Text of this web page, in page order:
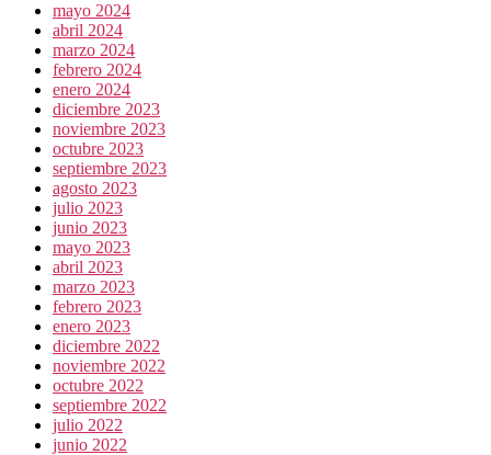
mayo 2024
abril 2024
marzo 2024
febrero 2024
enero 2024
diciembre 2023
noviembre 2023
octubre 2023
septiembre 2023
agosto 2023
julio 2023
junio 2023
mayo 2023
abril 2023
marzo 2023
febrero 2023
enero 2023
diciembre 2022
noviembre 2022
octubre 2022
septiembre 2022
julio 2022
junio 2022